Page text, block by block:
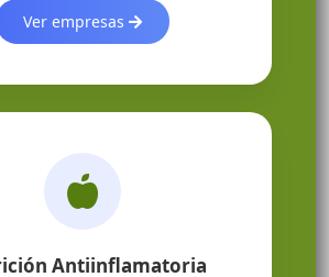
Ver empresas
Antiinflamatoria